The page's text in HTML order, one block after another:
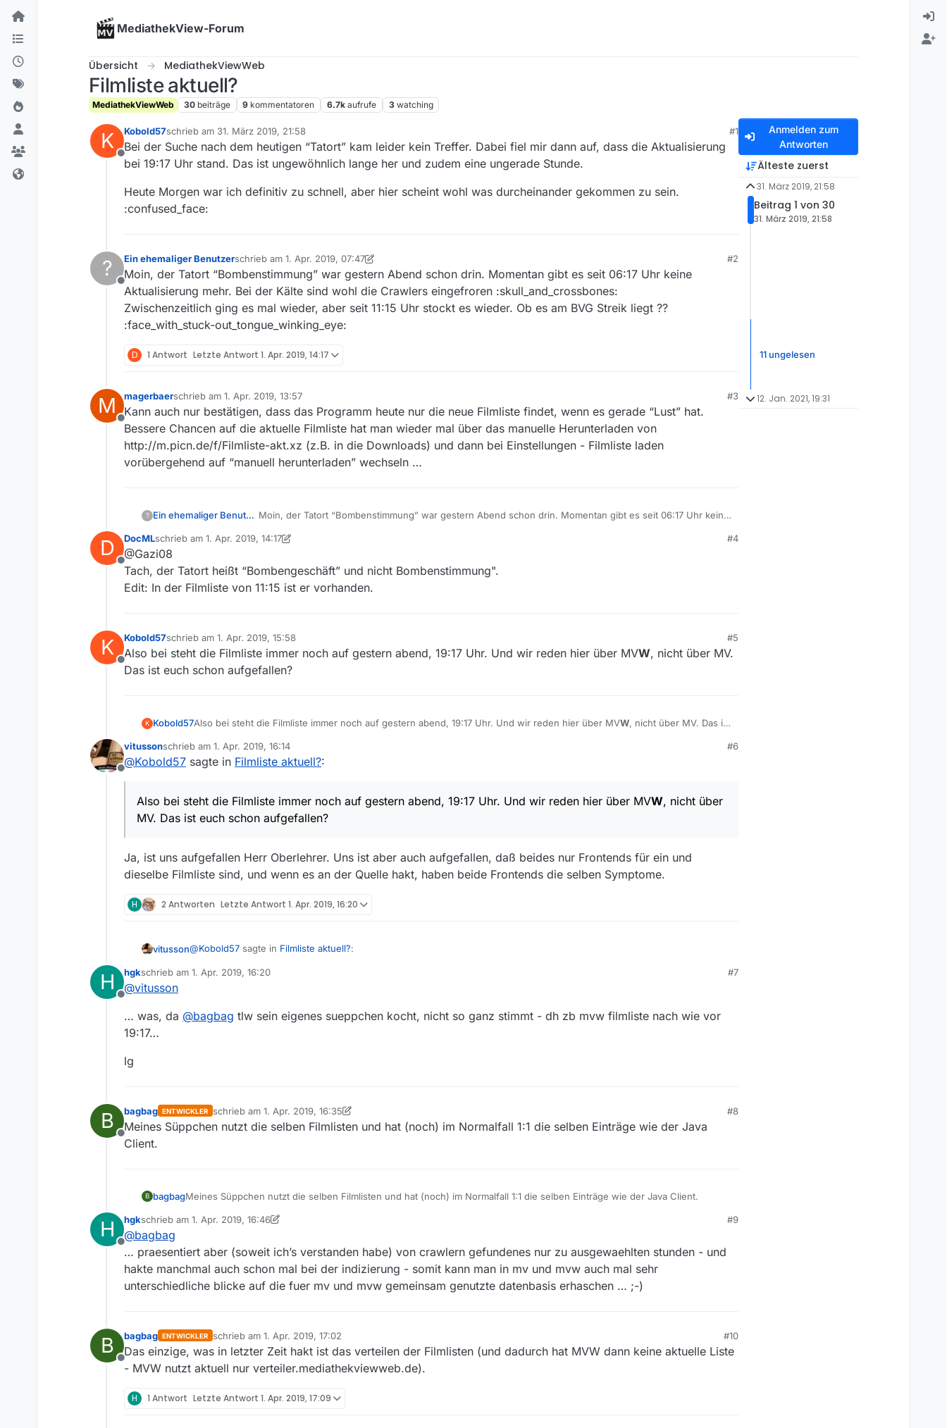
Skip to content
MediathekView-Forum
Übersicht MediathekViewWeb
Filmliste aktuell?
MediathekViewWeb 30 beiträge 9 kommentatoren 6.7k aufrufe 3 watching
K
Offline
Kobold57schrieb am 31. März 2019, 21:58
zuletzt editiert von
#1
Bei der Suche nach dem heutigen “Tatort” kam leider kein Treffer. Dabei fiel mir dann auf, dass die Aktualisierung
bei 19:17 Uhr stand. Das ist ungewöhnlich lange her und zudem eine ungerade Stunde.
Heute Morgen war ich definitiv zu schnell, aber hier scheint wohl was durcheinander gekommen zu sein.
:confused_face:
?
Offline
Ein ehemaliger Benutzerschrieb am 1. Apr. 2019, 07:47
zuletzt editiert von Ein ehemaliger Benutzer
#2
Moin, der Tatort “Bombenstimmung” war gestern Abend schon drin. Momentan gibt es seit 06:17 Uhr keine
Aktualisierung mehr. Bei der Kälte sind wohl die Crawlers eingefroren :skull_and_crossbones:
Zwischenzeitlich ging es mal wieder, aber seit 11:15 Uhr stockt es wieder. Ob es am BVG Streik liegt ??
:face_with_stuck-out_tongue_winking_eye:
D 1 Antwort Letzte Antwort 1. Apr. 2019, 14:17
M
Offline
magerbaerschrieb am 1. Apr. 2019, 13:57
zuletzt editiert von
#3
Kann auch nur bestätigen, dass das Programm heute nur die neue Filmliste findet, wenn es gerade “Lust” hat.
Bessere Chancen auf die aktuelle Filmliste hat man wieder mal über das manuelle Herunterladen von
http://m.picn.de/f/Filmliste-akt.xz (z.B. in die Downloads) und dann bei Einstellungen - Filmliste laden
vorübergehend auf “manuell herunterladen” wechseln …
? Ein ehemaliger Benutzer Moin, der Tatort “Bombenstimmung” war gestern Abend schon drin. Momentan gibt es seit 06:17 Uhr keine
Zwischenzeitlich ging es mal wieder, aber seit 11:15 Uhr stockt es wieder. Ob es am BVG Streik liegt ??
D
Offline
DocMLschrieb am 1. Apr. 2019, 14:17
zuletzt editiert von DocML4. Jan. 2019, 16:20
#4
@Gazi08
Tach, der Tatort heißt “Bombengeschäft” und nicht Bombenstimmung".
Edit: In der Filmliste von 11:15 ist er vorhanden.
K
Offline
Kobold57schrieb am 1. Apr. 2019, 15:58
zuletzt editiert von
#5
Also bei steht die Filmliste immer noch auf gestern abend, 19:17 Uhr. Und wir reden hier über MVW, nicht über MV.
Das ist euch schon aufgefallen?
K Kobold57Also bei steht die Filmliste immer noch auf gestern abend, 19:17 Uhr. Und wir reden hier über MVW, nicht über MV. Das ist
Offline
vitussonschrieb am 1. Apr. 2019, 16:14
zuletzt editiert von
#6
@Kobold57 sagte in Filmliste aktuell?:
Also bei steht die Filmliste immer noch auf gestern abend, 19:17 Uhr. Und wir reden hier über MVW, nicht über
MV. Das ist euch schon aufgefallen?
Ja, ist uns aufgefallen Herr Oberlehrer. Uns ist aber auch aufgefallen, daß beides nur Frontends für ein und
dieselbe Filmliste sind, und wenn es an der Quelle hakt, haben beide Frontends die selben Symptome.
H 2 Antworten Letzte Antwort 1. Apr. 2019, 16:20
vitusson@Kobold57 sagte in Filmliste aktuell?:
Ja, ist uns aufgefallen Herr Oberlehrer. Uns ist aber auch aufgefallen, daß beides nur Frontends für ein und dieselbe
Filmliste sind, und wenn es an der Quelle hakt, haben beide Frontends die selben Symptome.
H
Offline
hgkschrieb am 1. Apr. 2019, 16:20
zuletzt editiert von
#7
@vitusson
… was, da @bagbag tlw sein eigenes sueppchen kocht, nicht so ganz stimmt - dh zb mvw filmliste nach wie vor
19:17…
lg
B
Offline
bagbag ENTWICKLER schrieb am 1. Apr. 2019, 16:35
zuletzt editiert von bagbag4. Jan. 2019, 18:35
#8
Meines Süppchen nutzt die selben Filmlisten und hat (noch) im Normalfall 1:1 die selben Einträge wie der Java
Client.
B bagbagMeines Süppchen nutzt die selben Filmlisten und hat (noch) im Normalfall 1:1 die selben Einträge wie der Java Client.
H
Offline
hgkschrieb am 1. Apr. 2019, 16:46
zuletzt editiert von hgk4. Jan. 2019, 18:51
#9
@bagbag
… praesentiert aber (soweit ich’s verstanden habe) von crawlern gefundenes nur zu ausgewaehlten stunden - und
hakte manchmal auch schon mal bei der indizierung - somit kann man in mv und mvw auch mal sehr
unterschiedliche blicke auf die fuer mv und mvw gemeinsam genutzte datenbasis erhaschen … ;-)
B
Offline
bagbag ENTWICKLER schrieb am 1. Apr. 2019, 17:02
zuletzt editiert von
#10
Das einzige, was in letzter Zeit hakt ist das verteilen der Filmlisten (und dadurch hat MVW dann keine aktuelle Liste
- MVW nutzt aktuell nur verteiler.mediathekviewweb.de).
H 1 Antwort Letzte Antwort 1. Apr. 2019, 17:09
Anmelden zum
Antworten
Älteste zuerst
31. März 2019, 21:58
Beitrag 1 von 30
31. März 2019, 21:58
11 ungelesen
12. Jan. 2021, 19:31